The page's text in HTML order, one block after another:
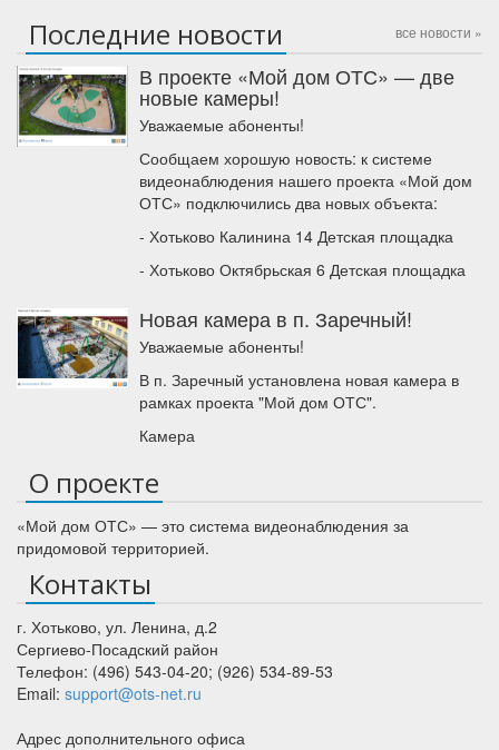
все новости »
Последние новости
В проекте «Мой дом ОТС» — две
новые камеры!
Уважаемые абоненты!
Сообщаем хорошую новость: к системе
видеонаблюдения нашего проекта «Мой дом
ОТС» подключились два новых объекта:
- Хотьково Калинина 14 Детская площадка
- Хотьково Октябрьская 6 Детская площадка
Новая камера в п. Заречный!
Уважаемые абоненты!
В п. Заречный установлена новая камера в
рамках проекта "Мой дом ОТС".
Камера
О проекте
«Мой дом ОТС» — это система видеонаблюдения за
придомовой территорией.
Контакты
г. Хотьково, ул. Ленина, д.2
Сергиево-Посадский район
Телефон: (496) 543-04-20; (926) 534-89-53
Email: support@ots-net.ru
Адрес дополнительного офиса